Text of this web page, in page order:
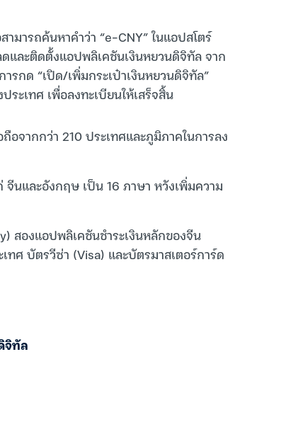
มารถค้นหาคำว่า “e-CNY” ในแอปสโตร์
และติดตั้งแอปพลิเคชันเงินหยวนดิจิทัล จาก
รกด “เปิด/เพิ่มกระเป๋าเงินหยวนดิจิทัล”
ะเทศ เพื่อลงทะเบียนให้เสร็จสิ้น
อจากกว่า 210 ประเทศและภูมิภาคในการลง
จีนและอังกฤษ เป็น 16 ภาษา หวังเพิ่มความ
สองแอปพลิเคชันชำระเงินหลักของจีน
ทศ บัตรวีซ่า (Visa) และบัตรมาสเตอร์การ์ด
จิทัล